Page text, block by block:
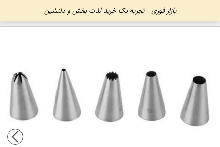
بازار فوری - تجربه یک خرید لذت بخش و دلنشین